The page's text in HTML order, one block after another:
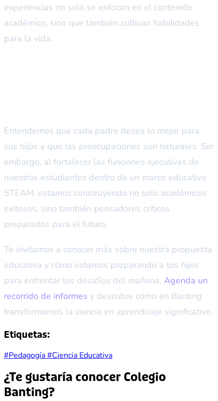
experiencias no solo se enfocan en el contenido
académico, sino que también cultivan habilidades
para la vida.
Entendemos que cada padre desea lo mejor para
sus hijos y que las preocupaciones son naturales. Sin
embargo, al fortalecer las funciones ejecutivas de
nuestros estudiantes dentro de un marco educativo
STEAM, estamos construyendo no solo académicos
exitosos, sino también pensadores críticos
preparados para el futuro.
Te invitamos a conocer más sobre nuestra propuesta
educativa y cómo estamos preparando a tus hijos
para enfrentar los desafíos del mañana. Agenda un
recorrido de informes y descubre cómo en Banting
transformamos la ciencia en aprendizaje significativo.
Etiquetas:
#Pedagogía#Ciencia Educativa
¿Te gustaría conocer Colegio
Banting?